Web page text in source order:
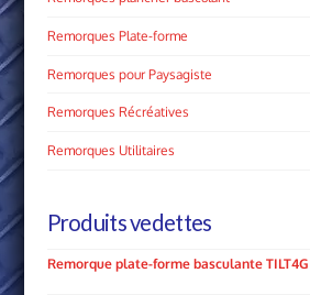
Remorques Plate­-forme
Remorques pour Paysagiste
Remorques Récréatives
Remorques Utilitaires
Produits vedettes
Remorque plate-forme basculante TILT4G